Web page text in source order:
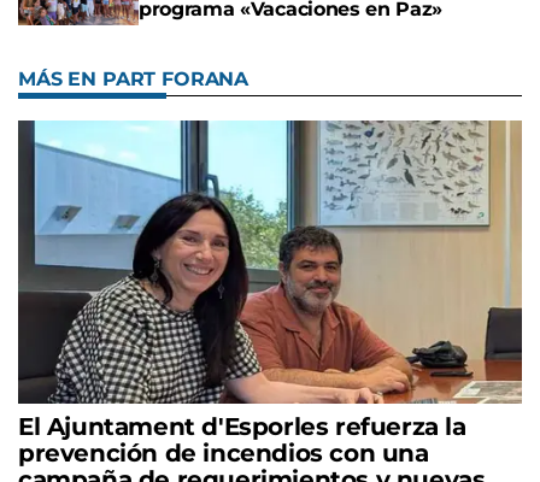
programa «Vacaciones en Paz»
MÁS EN PART FORANA
El Ajuntament d'Esporles refuerza la
prevención de incendios con una